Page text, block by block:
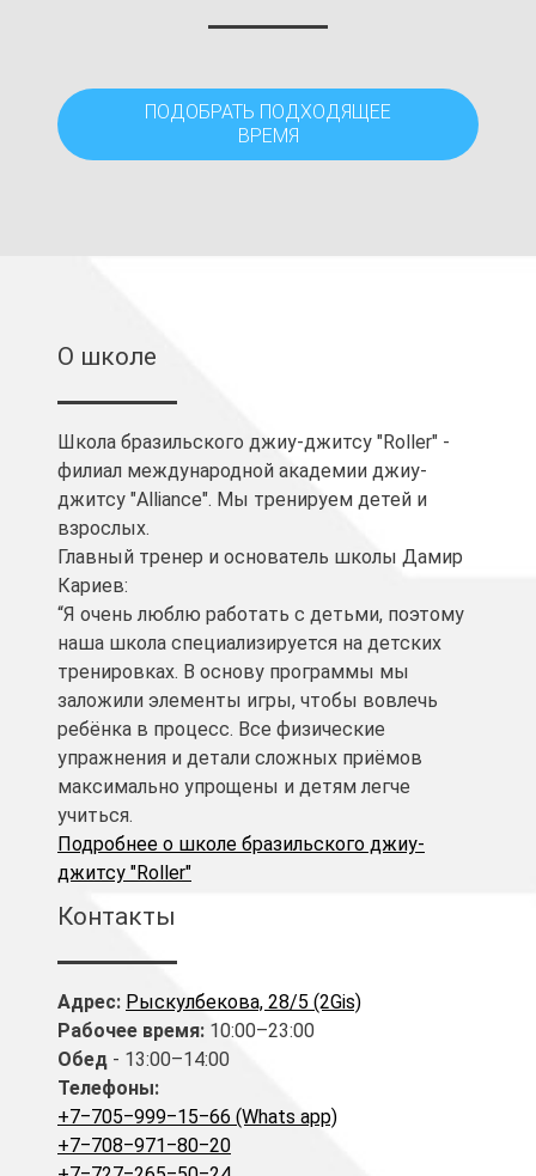
ПОДОБРАТЬ ПОДХОДЯЩЕЕ
ВРЕМЯ
О школе
Школа бразильского джиу-джитсу "Roller" -
филиал международной академии джиу-
джитсу "Alliance". Мы тренируем детей и
взрослых.
Главный тренер и основатель школы Дамир
Кариев:
“Я очень люблю работать с детьми, поэтому
наша школа специализируется на детских
тренировках. В основу программы мы
заложили элементы игры, чтобы вовлечь
ребёнка в процесс. Все физические
упражнения и детали сложных приёмов
максимально упрощены и детям легче
учиться.
Подробнее о школе бразильского джиу-
джитсу "Roller"
Контакты
Адрес: Рыскулбекова, 28/5 (2Gis)
Рабочее время: 10:00–23:00
Обед - 13:00–14:00
Телефоны:
+7‒705‒999‒15‒66 (Whats app)
+7‒708‒971‒80‒20